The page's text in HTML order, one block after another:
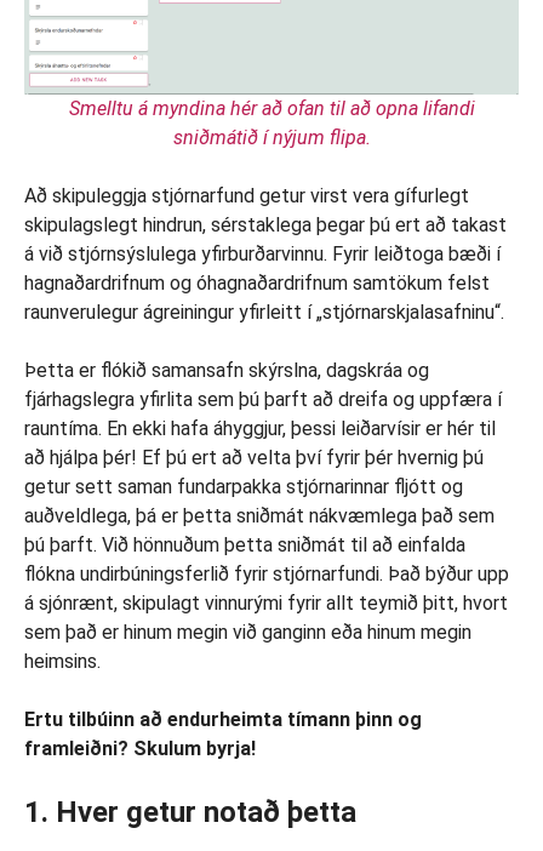
Smelltu á myndina hér að ofan til að opna lifandi
sniðmátið í nýjum flipa.
Að skipuleggja stjórnarfund getur virst vera gífurlegt
skipulagslegt hindrun, sérstaklega þegar þú ert að takast
á við stjórnsýslulega yfirburðarvinnu. Fyrir leiðtoga bæði í
hagnaðardrifnum og óhagnaðardrifnum samtökum felst
raunverulegur ágreiningur yfirleitt í „stjórnarskjalasafninu“.
Þetta er flókið samansafn skýrslna, dagskráa og
fjárhagslegra yfirlita sem þú þarft að dreifa og uppfæra í
rauntíma. En ekki hafa áhyggjur, þessi leiðarvísir er hér til
að hjálpa þér! Ef þú ert að velta því fyrir þér hvernig þú
getur sett saman fundarpakka stjórnarinnar fljótt og
auðveldlega, þá er þetta sniðmát nákvæmlega það sem
þú þarft. Við hönnuðum þetta sniðmát til að einfalda
flókna undirbúningsferlið fyrir stjórnarfundi. Það býður upp
á sjónrænt, skipulagt vinnurými fyrir allt teymið þitt, hvort
sem það er hinum megin við ganginn eða hinum megin
heimsins.
Ertu tilbúinn að endurheimta tímann þinn og
framleiðni? Skulum byrja!
1. Hver getur notað þetta